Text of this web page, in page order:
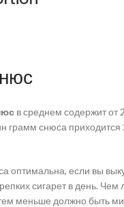
в среднем содержит от
грамм снюса приходится
оптимальна, если вы
сигарет в день. Чем
меньше должно быть